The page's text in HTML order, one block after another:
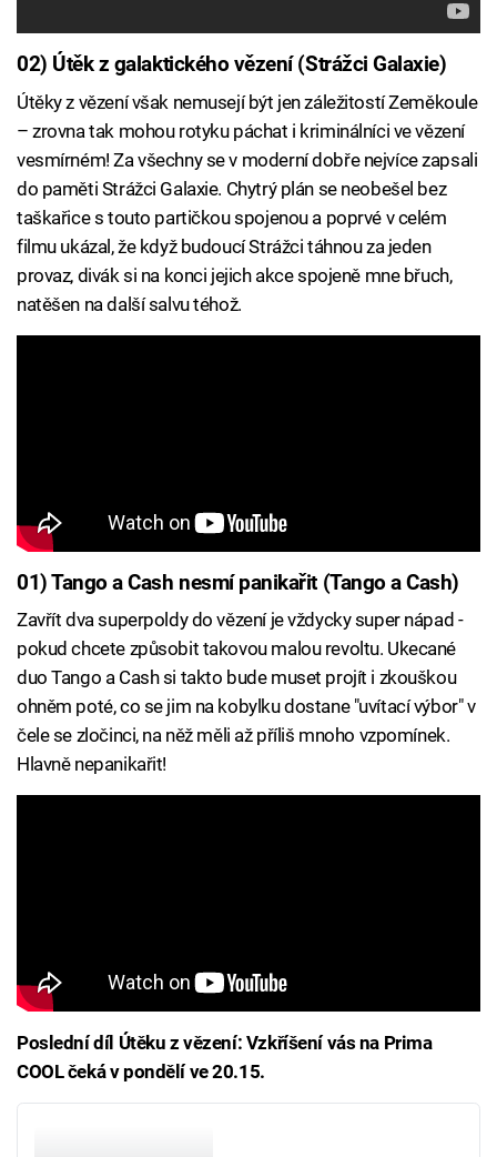
02) Útěk z galaktického vězení (Strážci Galaxie)
Útěky z vězení však nemusejí být jen záležitostí Zeměkoule
– zrovna tak mohou rotyku páchat i kriminálníci ve vězení
vesmírném! Za všechny se v moderní dobře nejvíce zapsali
do paměti Strážci Galaxie. Chytrý plán se neobešel bez
taškařice s touto partičkou spojenou a poprvé v celém
filmu ukázal, že když budoucí Strážci táhnou za jeden
provaz, divák si na konci jejich akce spojeně mne břuch,
natěšen na další salvu téhož.
01) Tango a Cash nesmí panikařit (Tango a Cash)
Zavřít dva superpoldy do vězení je vždycky super nápad -
pokud chcete způsobit takovou malou revoltu. Ukecané
duo Tango a Cash si takto bude muset projít i zkouškou
ohněm poté, co se jim na kobylku dostane "uvítací výbor" v
čele se zločinci, na něž měli až příliš mnoho vzpomínek.
Hlavně nepanikařit!
Poslední díl Útěku z vězení: Vzkříšení vás na Prima
COOL čeká v pondělí ve 20.15.